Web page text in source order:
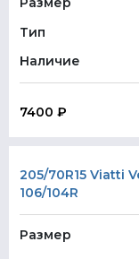
Тип
Наличие
7400 ₽
205/70R15 Viatti
106/104R
Размер